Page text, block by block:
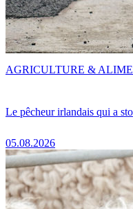
Le pêcheur irlandais qui a
05.08.2026
AGRICULTURE &